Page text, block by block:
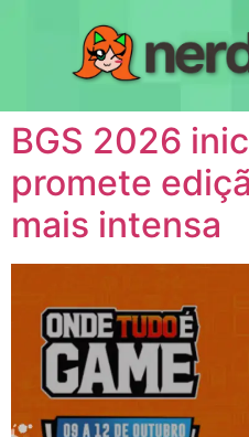
BGS 2026
promete
mais intensa